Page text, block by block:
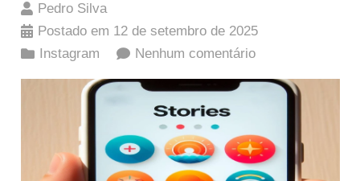
Pedro Silva
Postado em 12 de setembro de 2025
Instagram
Nenhum comentário